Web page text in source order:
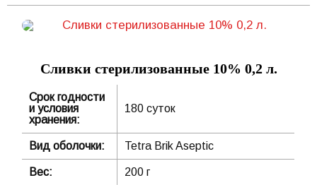
Сливки стерилизованные 10% 0,2 л.
Срок годности
и условия
хранения:
180 суток
Вид оболочки: Tetra Brik Aseptic
Вес: 200 г